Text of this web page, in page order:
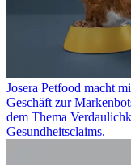
Josera Petfood macht
Geschäft zur
dem Thema
Gesundheitsclaims.